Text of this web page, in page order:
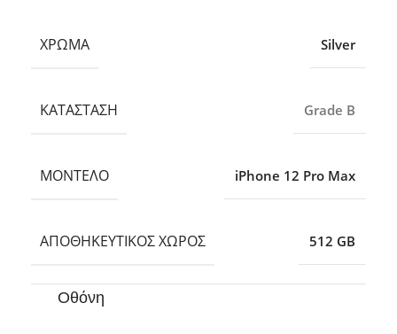
ΧΡΏΜΑ Silver
ΚΑΤΆΣΤΑΣΗ Grade B
ΜΟΝΤΈΛΟ iPhone 12 Pro Max
ΑΠΟΘΗΚΕΥΤΙΚΌΣ ΧΏΡΟΣ 512 GB
Οθόνη